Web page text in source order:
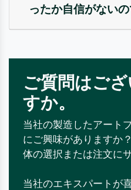
ったか自信がないの
ご質問はござ
すか。
当社の製造したアート
にご興味がありますか
体の選択または注文に
当社のエキスパートが